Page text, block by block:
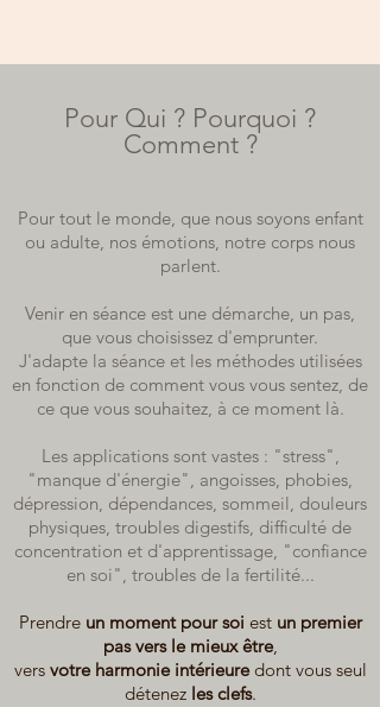
Pour Qui ? Pourquoi ?
Comment ?
Pour tout le monde, que nous soyons enfant
ou adulte, nos émotions, notre corps nous
parlent.
Venir en séance est une démarche, un pas,
que vous choisissez d'emprunter.
J'adapte la séance et les méthodes utilisées
en fonction de comment vous vous sentez, de
ce que vous souhaitez, à ce moment là.
Les applications sont vastes : "stress",
"manque d'énergie", angoisses, phobies,
dépression, dépendances, sommeil, douleurs
physiques, troubles digestifs, difficulté de
concentration et d'apprentissage, "confiance
en soi", troubles de la fertilité...
Prendre un moment pour soi est un premier
pas vers le mieux être,
vers votre harmonie intérieuredont vous seul
détenez les clefs.